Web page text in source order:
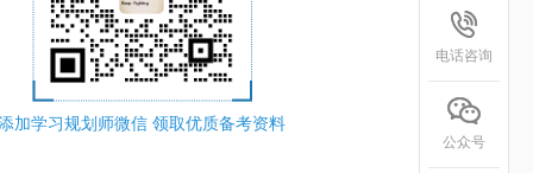
加学习规划师微信 领取优质备考资料
电话咨询
公众号